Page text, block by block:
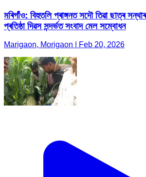
মৰিগাঁও: বিহুতলি প্ৰাঙ্গনত সদৌ তিৱা ছাত্ৰ
প্ৰতিষ্ঠা দিৱস সন্দৰ্ভত সংবাদ মেল সম্বোধন
Marigaon, Morigaon | Feb 20, 2026